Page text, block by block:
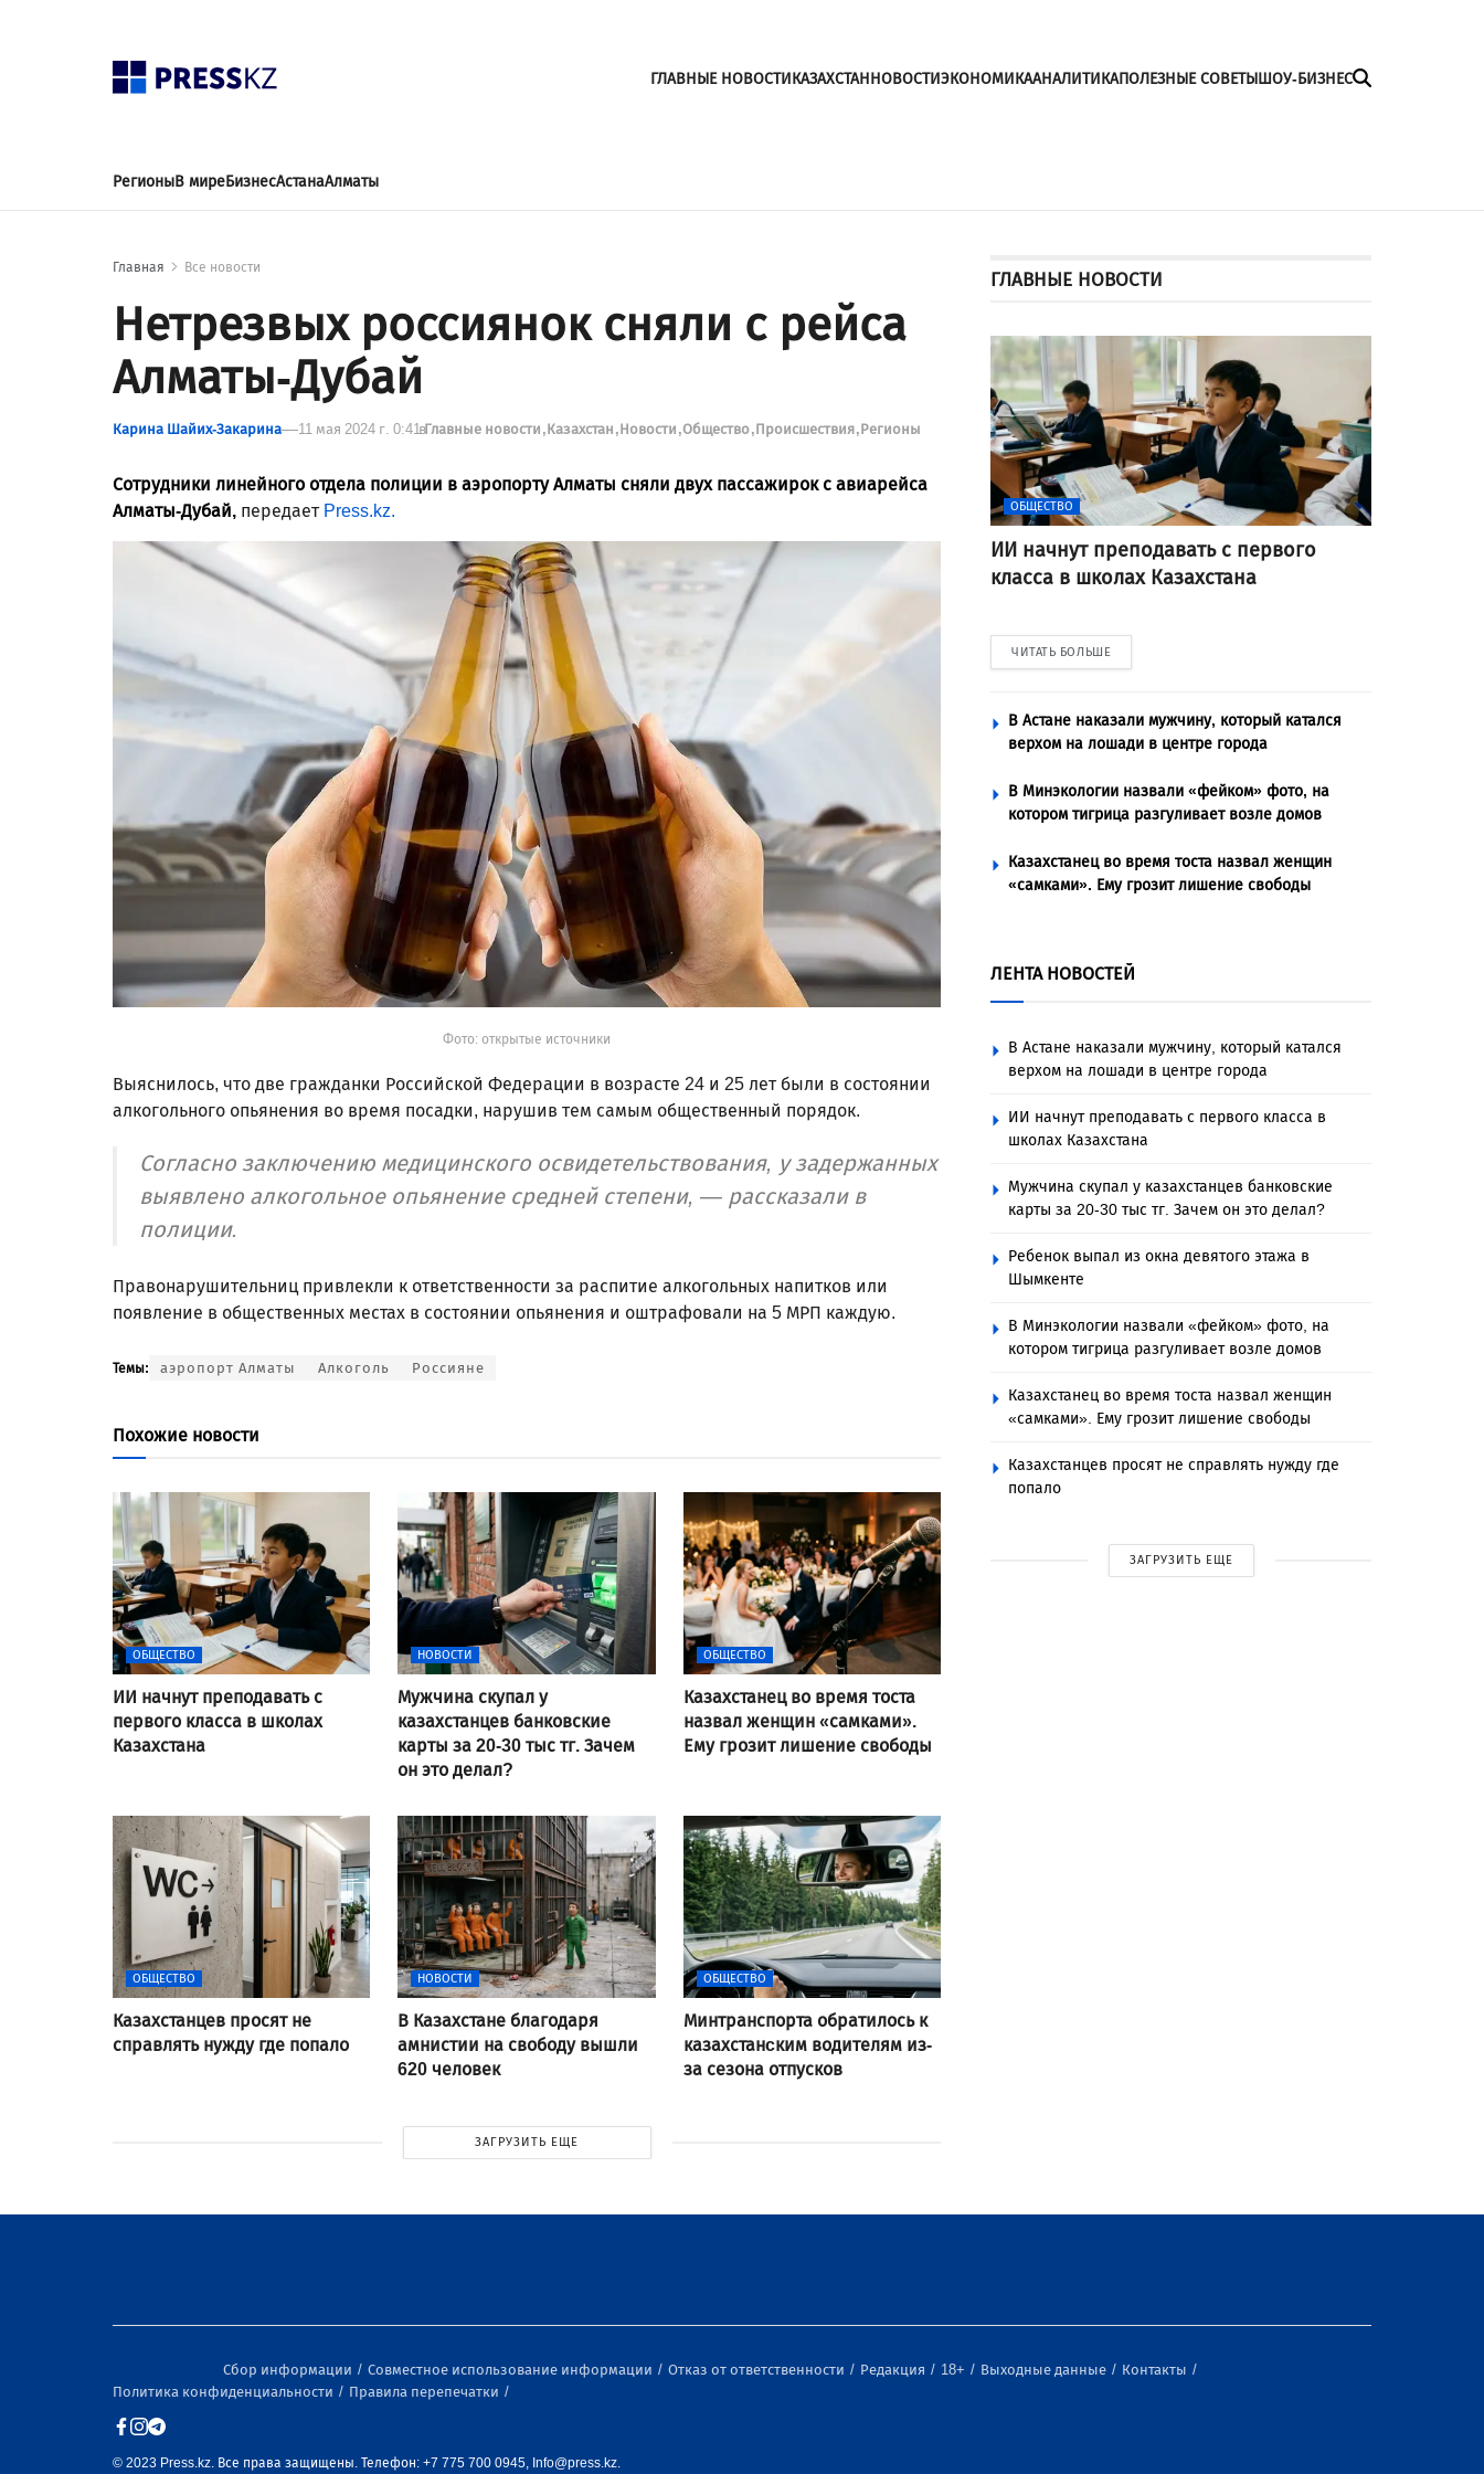
ГЛАВНЫЕ НОВОСТИКАЗАХСТАННОВОСТИЭКОНОМИКААНАЛИТИКАПОЛЕЗНЫЕ СОВЕТЫШОУ-БИЗНЕС
РегионыВ миреБизнесАстанаАлматы
Главная Все новости
Нетрезвых россиянок сняли с рейса
Алматы-Дубай
Карина Шайих-Закарина 11 мая 2024 г. 0:41вГлавные новости Казахстан НовостиОбщество Происшествия Регионы
Сотрудники линейного отдела полиции в аэропорту Алматы сняли двух пассажирок с авиарейса
Алматы-Дубай, передает Press.kz.
Фото: открытые источники
Выяснилось, что две гражданки Российской Федерации в возрасте 24 и 25 лет были в состоянии
алкогольного опьянения во время посадки, нарушив тем самым общественный порядок.
Согласно заключению медицинского освидетельствования, у задержанных
выявлено алкогольное опьянение средней степени, — рассказали в
полиции.
Правонарушительниц привлекли к ответственности за распитие алкогольных напитков или
появление в общественных местах в состоянии опьянения и оштрафовали на 5 МРП каждую.
Темы: аэропорт Алматы Алкоголь Россияне
Похожие новости
ОБЩЕСТВО
ИИ начнут преподавать с
первого класса в школах
Казахстана
НОВОСТИ
Мужчина скупал у
казахстанцев банковские
карты за 20-30 тыс тг. Зачем
он это делал?
ОБЩЕСТВО
Казахстанец во время тоста
назвал женщин «самками».
Ему грозит лишение свободы
ОБЩЕСТВО
Казахстанцев просят не
справлять нужду где попало
НОВОСТИ
В Казахстане благодаря
амнистии на свободу вышли
620 человек
ОБЩЕСТВО
Минтранспорта обратилось к
казахстанcким водителям из-
за сезона отпусков
ЗАГРУЗИТЬ ЕЩЕ
ГЛАВНЫЕ НОВОСТИ
ОБЩЕСТВО
ИИ начнут преподавать с первого
класса в школах Казахстана
ЧИТАТЬ БОЛЬШЕ
В Астане наказали мужчину, который катался
верхом на лошади в центре города
В Минэкологии назвали «фейком» фото, на
котором тигрица разгуливает возле домов
Казахстанец во время тоста назвал женщин
«самками». Ему грозит лишение свободы
ЛЕНТА НОВОСТЕЙ
В Астане наказали мужчину, который катался
верхом на лошади в центре города
ИИ начнут преподавать с первого класса в
школах Казахстана
Мужчина скупал у казахстанцев банковские
карты за 20-30 тыс тг. Зачем он это делал?
Ребенок выпал из окна девятого этажа в
Шымкенте
В Минэкологии назвали «фейком» фото, на
котором тигрица разгуливает возле домов
Казахстанец во время тоста назвал женщин
«самками». Ему грозит лишение свободы
Казахстанцев просят не справлять нужду где
попало
ЗАГРУЗИТЬ ЕЩЕ
Сбор информации Совместное использование информации Отказ от ответственности Редакция 18+ Выходные данные
Контакты
Политика конфиденциальности
Правила перепечатки
© 2023 Press.kz. Все права защищены. Телефон: +7 775 700 0945, Info@press.kz.